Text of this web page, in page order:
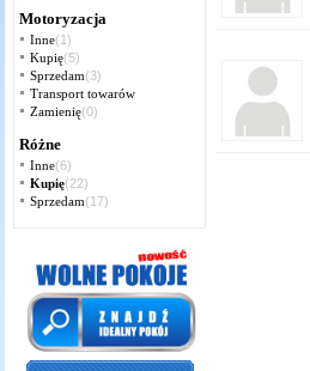
Motoryzacja
Inne(1)
Kupię(5)
Sprzedam(3)
Transport towarów
Zamienię(0)
Różne
Inne(6)
Kupię(22)
Sprzedam(17)